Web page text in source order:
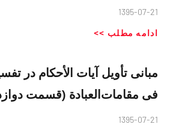
1395-07-21
ادامه مطلب >>
مبانی تأویل آیات الأحکام در
فی مقامات‌العبادة (قسمت
1395-07-21